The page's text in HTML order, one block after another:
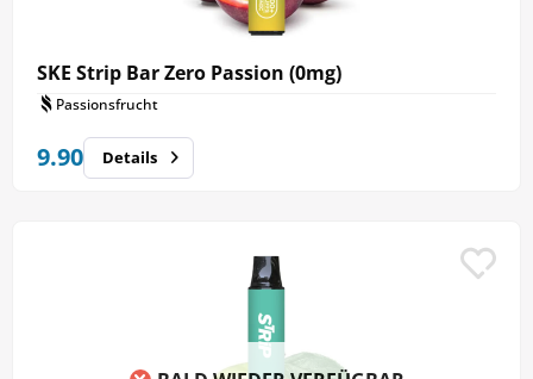
SKE Strip Bar Zero Passion (0mg)
Passionsfrucht
9.90 Details